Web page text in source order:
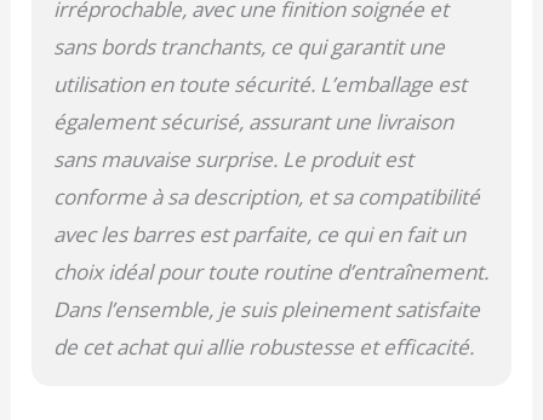
notre expérience et de
notre souci de la
contient : 4x Disques
olympiques en fonte de
5 kg.
irréprochable, avec une finition soignée et
sans bords tranchants, ce qui garantit une
utilisation en toute sécurité. L’emballage est
également sécurisé, assurant une livraison
sans mauvaise surprise. Le produit est
conforme à sa description, et sa compatibilité
avec les barres est parfaite, ce qui en fait un
choix idéal pour toute routine d’entraînement.
Dans l’ensemble, je suis pleinement satisfaite
de cet achat qui allie robustesse et efficacité.